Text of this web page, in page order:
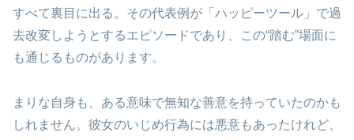
すべて裏目に出る。その代表例が「ハッピーツール」で過
去改変しようとするエピソードであり、この“踏む”場面に
も通じるものがあります。
まりな自身も、ある意味で無知な善意を持っていたのかも
しれません。彼女のいじめ行為には悪意もあったけれど、